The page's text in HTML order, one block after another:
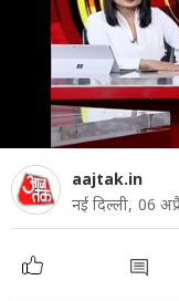
seconds
aajtak.in
नई दिल्ली, 06